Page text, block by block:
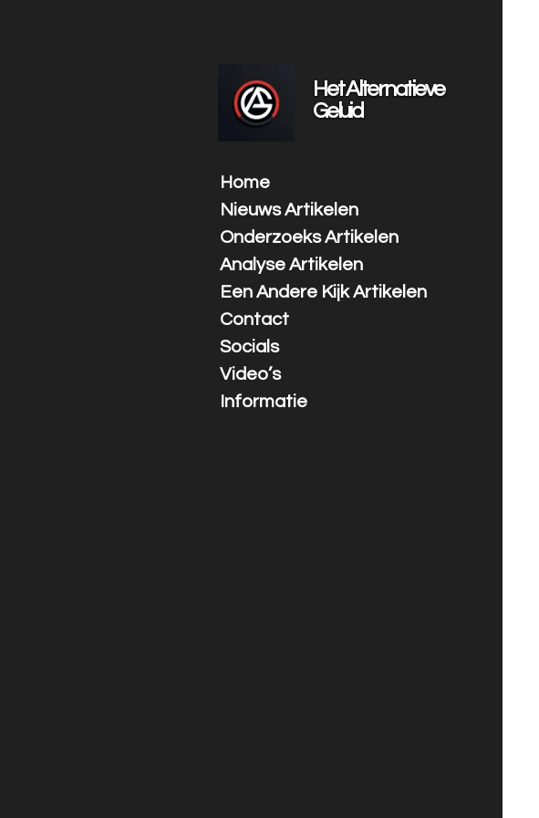
Het Alternatieve
Geluid
Home
Nieuws Artikelen
Onderzoeks Artikelen
Analyse Artikelen
Een Andere Kijk Artikelen
Contact
Socials
Video’s
Informatie